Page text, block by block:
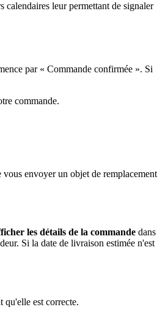
calendaires leur permettant de signaler
par « Commande confirmée ». Si
commande.
envoyer un objet de remplacement
les détails de la commande dans
Si la date de livraison estimée n'est
qu'elle est correcte.